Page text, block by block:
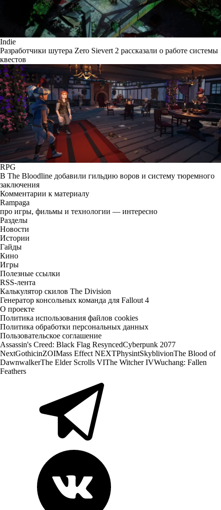
Indie
Разработчики шутера Zero Sievert 2 рассказали о работе системы
квестов
RPG
В The Bloodline добавили гильдию воров и систему тюремного
заключения
Комментарии к материалу
Rampaga
про игры, фильмы и технологии — интересно
Разделы
Новости
Истории
Гайды
Кино
Игры
Полезные ссылки
RSS-лента
Калькулятор скилов The Division
Генератор консольных команда для Fallout 4
О проекте
Политика использования файлов cookies
Политика обработки персональных данных
Пользовательское соглашение
Assassin's Creed: Black Flag ResyncedCyberpunk 2077
NextGothicinZOIMass Effect NEXTPhysintSkyblivionThe Blood of
DawnwalkerThe Elder Scrolls VIThe Witcher IVWuchang: Fallen
Feathers